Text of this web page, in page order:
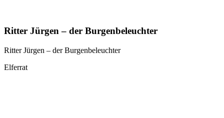
Ritter Jürgen – der Burgenbeleuchter
Ritter Jürgen – der Burgenbeleuchter
Elferrat